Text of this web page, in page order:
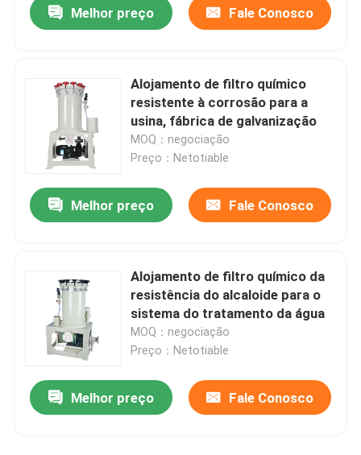
Produtos
Vídeos
Sobre nós
Melhor preço Fale Conosco
Alojamento de filtro químico
resistente à corrosão para a
usina, fábrica de galvanização
MOQ：negociação
Preço：Netotiable
Melhor preço Fale Conosco
Alojamento de filtro químico da
resistência do alcaloide para o
sistema do tratamento da água
MOQ：negociação
Preço：Netotiable
Melhor preço Fale Conosco